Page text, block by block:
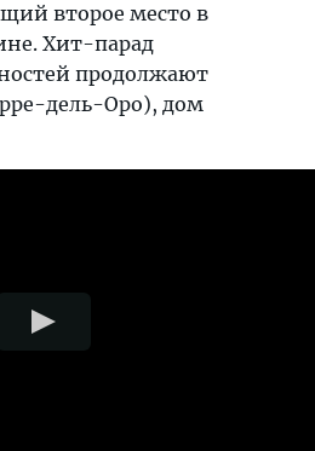
второе место в
Хит-парад
продолжают
дель-Оро), дом